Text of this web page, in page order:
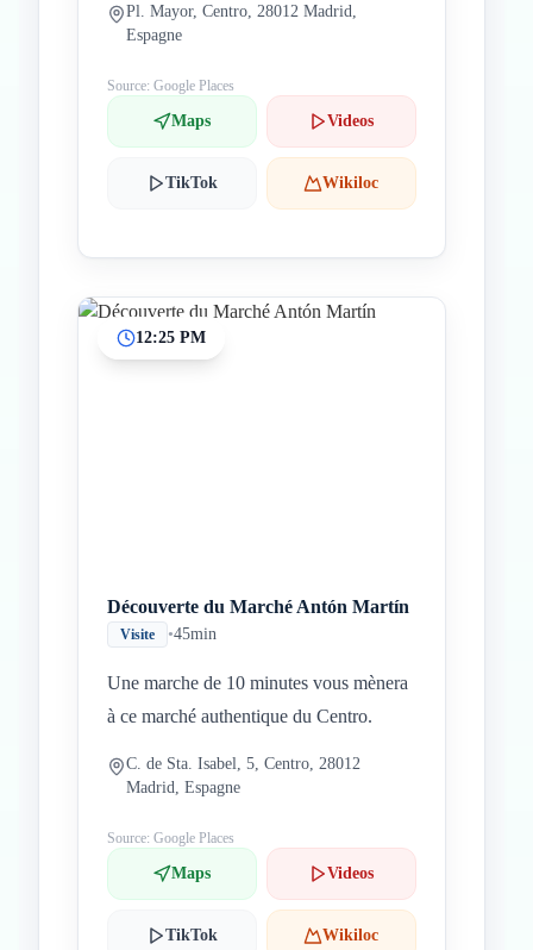
Pl. Mayor, Centro, 28012 Madrid,
Espagne
Source: Google Places
Maps Videos
TikTok Wikiloc
12:25 PM
Découverte du Marché Antón Martín
Visite •45min
Une marche de 10 minutes vous mènera
à ce marché authentique du Centro.
C. de Sta. Isabel, 5, Centro, 28012
Madrid, Espagne
Source: Google Places
Maps Videos
TikTok Wikiloc